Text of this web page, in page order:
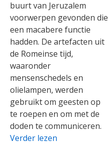
buurt van Jeruzalem
voorwerpen gevonden die
een macabere functie
hadden. De artefacten uit
de Romeinse tijd,
waaronder
mensenschedels en
olielampen, werden
gebruikt om geesten op
te roepen en om met de
doden te communiceren.
Verder lezen